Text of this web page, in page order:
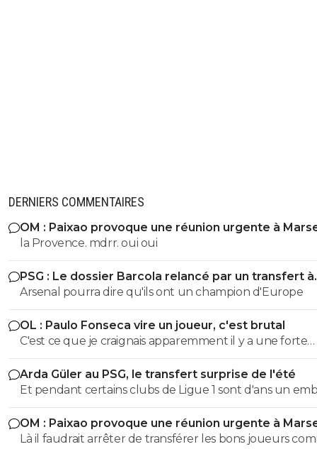
DERNIERS COMMENTAIRES
OM : Paixao provoque une réunion urgente à
la Provence. mdrr. oui oui
PSG : Le dossier Barcola relancé par un transfert à
138ME
Arsenal pourra dire qu'ils ont un champion d'Europe
OL : Paulo Fonseca vire un joueur, c'est brutal
C'est ce que je craignais apparemment il y a une forte
mésentente entre lui et Foncesca. Autre Nouvelle l'OL
foncerait sur Krepin Diatta
Arda Güler au PSG, le transfert surprise de l'été
Et pendant certains clubs de Ligue 1 sont d'ans un
financier le PSG vend et achète pour des centaines de
millions d'euros des joueurs hors normes.
OM : Paixao provoque une réunion urgente à
Là il faudrait arrêter de transférer les bons joueurs